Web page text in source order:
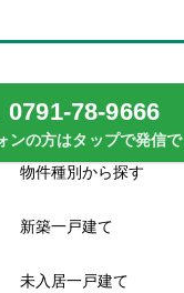
0791-78-9666
ンの方はタップで発信
物件種別から探す
新築一戸建て
未入居一戸建て